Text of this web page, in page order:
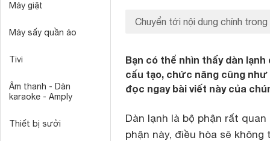
Máy giặt
Máy sấy quần áo
Tivi
Âm thanh - Dàn
karaoke - Amply
Thiết bị sưởi
Chuyển tới nội dung chính trong
Bạn có thể nhìn thấy dàn
cấu tạo, chức năng cũng như
đọc ngay bài viết này của
Dàn lạnh là bộ phận rất
phận này, điều hòa sẽ